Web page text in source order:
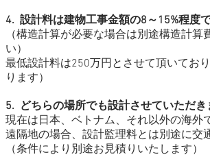
4. 設計料は建物工事金額の8～15%程度
（構造計算が必要な場合は別途構造計
い）
最低設計料は250万円とさせて頂いてお
ります）
5. どちらの場所でも設計させていただき
現在は日本、ベトナム、それ以外の海外
遠隔地の場合、設計監理料とは別途に交
（条件により別途お見積りいたします）